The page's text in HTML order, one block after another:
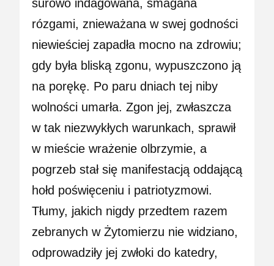
surowo indagowana, smagana
rózgami, znieważana w swej godności
niewieściej zapadła mocno na zdrowiu;
gdy była bliską zgonu, wypuszczono ją
na porękę. Po paru dniach tej niby
wolności umarła. Zgon jej, zwłaszcza
w tak niezwykłych warunkach, sprawił
w mieście wrażenie olbrzymie, a
pogrzeb stał się manifestacją oddającą
hołd poświęceniu i patriotyzmowi.
Tłumy, jakich nigdy przedtem razem
zebranych w Żytomierzu nie widziano,
odprowadziły jej zwłoki do katedry,